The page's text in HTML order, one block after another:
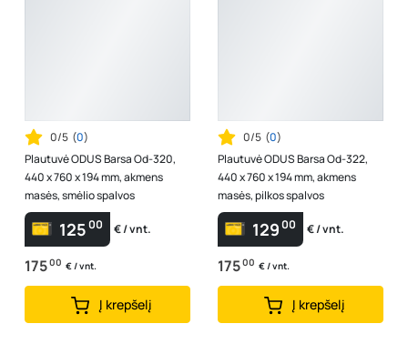
0/5 (0)
Plautuvė ODUS Barsa Od-320,
440 x 760 x 194 mm, akmens
masės, smėlio spalvos
12500 € / vnt.
17500 € / vnt.
Į krepšelį
0/5 (0)
Plautuvė ODUS Barsa Od-322,
440 x 760 x 194 mm, akmens
masės, pilkos spalvos
12900 € / vnt.
17500 € / vnt.
Į krepšelį